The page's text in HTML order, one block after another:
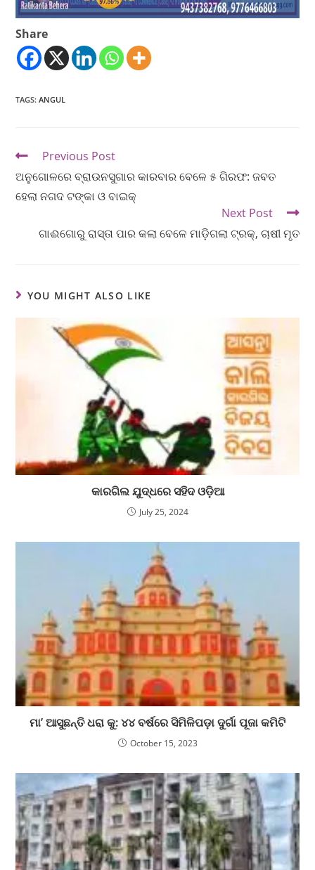
Share
TAGS:ANGUL
Previous Post
ଅନୁଗୋଳରେ ବ୍ରାଉନସୁଗାର କାରବାର ବେଳେ ୫ ଗିରଫ: ଜବତ
ହେଲା ନଗଦ ଟଙ୍କା ଓ ବାଇକ୍
Next Post
ଗାଈଗୋରୁ ରାସ୍ତା ପାର କଲା ବେଳେ ମାଡ଼ିଗଲା ଟ୍ରକ୍, ଚାଷୀ ମୃତ
YOU MIGHT ALSO LIKE
କାରଗିଲ ଯୁଦ୍ଧରେ ସହିଦ ଓଡ଼ିଆ
July 25, 2024
ମା’ ଆସୁଛନ୍ତି ଧରା କୁ: ୪୪ ବର୍ଷରେ ସିମିଳିପଡ଼ା ଦୁର୍ଗା ପୂଜା କମିଟି
October 15, 2023